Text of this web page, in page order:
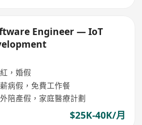
Engineer — IoT
，婚假
病假，免費工作餐
陪產假，家庭醫療計劃
$25K-40K/月